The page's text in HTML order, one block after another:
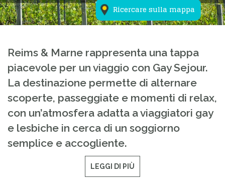
Ricercare sulla mappa
Reims & Marne rappresenta una tappa
piacevole per un viaggio con Gay Sejour.
La destinazione permette di alternare
scoperte, passeggiate e momenti di relax,
con un’atmosfera adatta a viaggiatori gay
e lesbiche in cerca di un soggiorno
semplice e accogliente.
LEGGI DI PIÙ